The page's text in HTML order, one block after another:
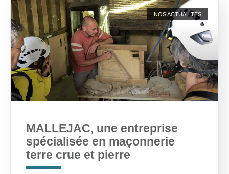
NOS ACTUALITÉS
MALLEJAC, une entreprise
spécialisée en maçonnerie
terre crue et pierre